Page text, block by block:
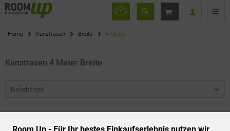
Home Kunstrasen Breite 4 Meter
Kunstrasen 4 Meter Breite